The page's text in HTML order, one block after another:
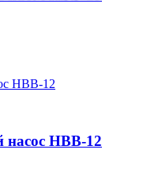
насос НВВ-12